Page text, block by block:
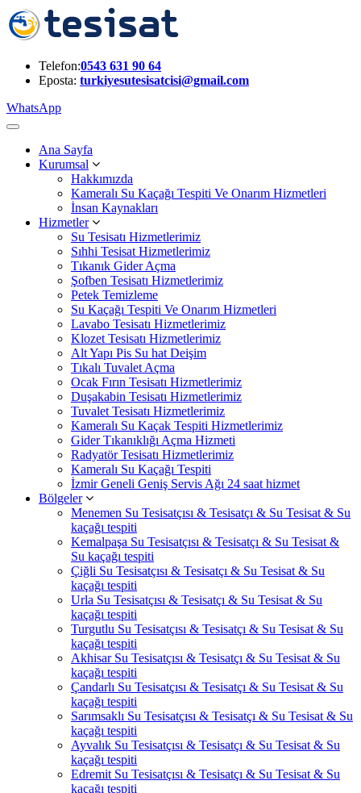
Telefon:0543 631 90 64
Eposta: turkiyesutesisatcisi@gmail.com
WhatsApp
Ana Sayfa
Kurumsal
Hakkımızda
Kameralı Su Kaçağı Tespiti Ve Onarım Hizmetleri
İnsan Kaynakları
Hizmetler
Su Tesisatı Hizmetlerimiz
Sıhhi Tesisat Hizmetlerimiz
Tıkanık Gider Açma
Şofben Tesisatı Hizmetlerimiz
Petek Temizleme
Su Kaçağı Tespiti Ve Onarım Hizmetleri
Lavabo Tesisatı Hizmetlerimiz
Klozet Tesisatı Hizmetlerimiz
Alt Yapı Pis Su hat Deişim
Tıkalı Tuvalet Açma
Ocak Fırın Tesisatı Hizmetlerimiz
Duşakabin Tesisatı Hizmetlerimiz
Tuvalet Tesisatı Hizmetlerimiz
Kameralı Su Kaçak Tespiti Hizmetlerimiz
Gider Tıkanıklığı Açma Hizmeti
Radyatör Tesisatı Hizmetlerimiz
Kameralı Su Kaçağı Tespiti
İzmir Geneli Geniş Servis Ağı 24 saat hizmet
Bölgeler
Menemen Su Tesisatçısı & Tesisatçı & Su Tesisat & Su
kaçağı tespiti
Kemalpaşa Su Tesisatçısı & Tesisatçı & Su Tesisat &
Su kaçağı tespiti
Çiğli Su Tesisatçısı & Tesisatçı & Su Tesisat & Su
kaçağı tespiti
Urla Su Tesisatçısı & Tesisatçı & Su Tesisat & Su
kaçağı tespiti
Turgutlu Su Tesisatçısı & Tesisatçı & Su Tesisat & Su
kaçağı tespiti
Akhisar Su Tesisatçısı & Tesisatçı & Su Tesisat & Su
kaçağı tespiti
Çandarlı Su Tesisatçısı & Tesisatçı & Su Tesisat & Su
kaçağı tespiti
Sarımsaklı Su Tesisatçısı & Tesisatçı & Su Tesisat & Su
kaçağı tespiti
Ayvalık Su Tesisatçısı & Tesisatçı & Su Tesisat & Su
kaçağı tespiti
Edremit Su Tesisatçısı & Tesisatçı & Su Tesisat & Su
kaçağı tespiti